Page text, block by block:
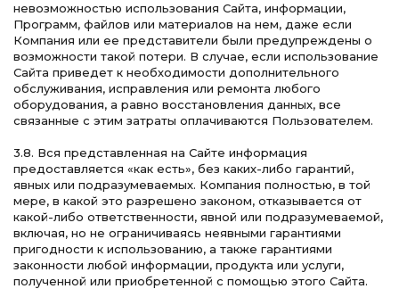
невозможностью использования Сайта, информации,
Программ, файлов или материалов на нем, даже если
Компания или ее представители были предупреждены о
возможности такой потери. В случае, если использование
Сайта приведет к необходимости дополнительного
обслуживания, исправления или ремонта любого
оборудования, а равно восстановления данных, все
связанные с этим затраты оплачиваются Пользователем.
3.8. Вся представленная на Сайте информация
предоставляется «как есть», без каких-либо гарантий,
явных или подразумеваемых. Компания полностью, в той
мере, в какой это разрешено законом, отказывается от
какой-либо ответственности, явной или подразумеваемой,
включая, но не ограничиваясь неявными гарантиями
пригодности к использованию, а также гарантиями
законности любой информации, продукта или услуги,
полученной или приобретенной с помощью этого Сайта.